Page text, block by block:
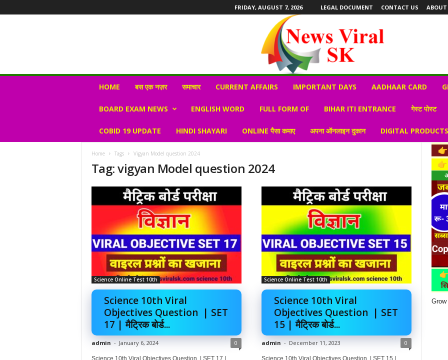
FRIDAY, AUGUST 7, 2026 LEGAL DOCUMENT CONTACT US ABOUT
r
HOME बस एक नज़र समाचार CURRENT AFFAIRS IMPORTANT DAYS AADHAAR CARD
BOARD EXAM NEWS ENGLISH WORD FULL FORM OF BIHAR ITI ENTRANCE गेस्ट पोस्ट
COBID 19 UPDATE HINDI SHAYARI ONLINE पैसा कमाए अपना ऑनलाइन दुकान DIGITAL
Home Tags Vigyan Model question 2024
Tag: vigyan Model question 2024
Science Online Test 10th
Science 10th Viral
Objectives Question | SET
17 | मैट्रिक बोर्ड...
admin - January 6, 2024 0
Science 10th Viral Objectives Question | SET 17 |
Science Online Test 10th
Science 10th Viral
Objectives Question | SET
15 | मैट्रिक बोर्ड...
admin - December 11, 2023 0
Science 10th Viral Objectives Question | SET 15 |